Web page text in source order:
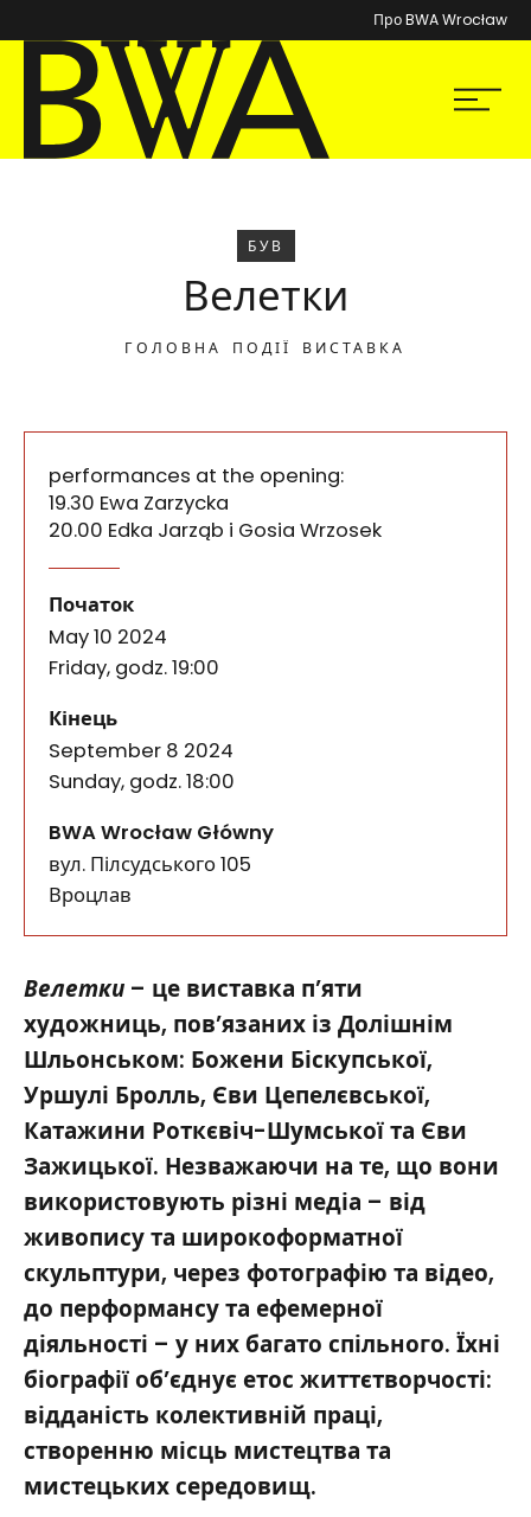
Про BWA Wrocław
BWA Wrocław
Галереї сучасного мистецтва
БУВ
Велетки
ГОЛОВНА ПОДІЇ ВИСТАВКА
performances at the opening:
19.30 Ewa Zarzycka
20.00 Edka Jarząb i Gosia Wrzosek
Велетки – це виставка п’яти художниць,
Початок
May 10 2024
Friday, godz. 19:00
Кінець
September 8 2024
Sunday, godz. 18:00
BWA Wrocław Główny
вул. Пілсудського 105
50-085
Вроцлав
Велетки – це виставка п’яти
художниць, пов’язаних із Долішнім
Шльонськом: Божени Біскупської,
Уршулі Бролль, Єви Цепелєвської,
Катажини Роткєвіч-Шумської та Єви
Зажицької. Незважаючи на те, що вони
використовують різні медіа – від
живопису та широкоформатної
скульптури, через фотографію та відео,
до перформансу та ефемерної
діяльності – у них багато спільного. Їхні
біографії об’єднує етос життєтворчості:
відданість колективній праці,
створенню місць мистецтва та
мистецьких середовищ.